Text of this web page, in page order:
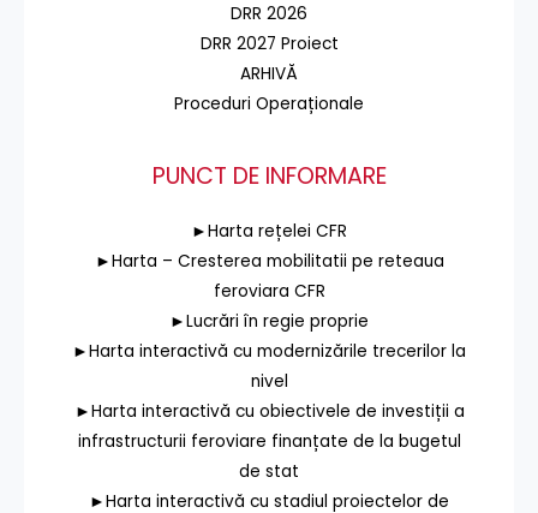
DRR 2026
DRR 2027 Proiect
ARHIVĂ
Proceduri Operaționale
PUNCT DE INFORMARE
►Harta rețelei CFR
►Harta – Cresterea mobilitatii pe reteaua
feroviara CFR
►Lucrări în regie proprie
►Harta interactivă cu modernizările trecerilor la
nivel
►Harta interactivă cu obiectivele de investiții a
infrastructurii feroviare finanțate de la bugetul
de stat
►Harta interactivă cu stadiul proiectelor de